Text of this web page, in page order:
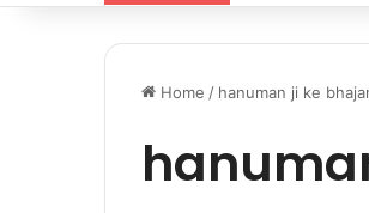
Home / hanuman ji ke